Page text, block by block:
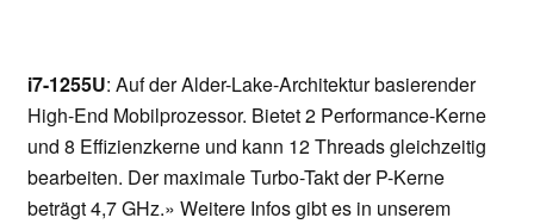
i7-1255U: Auf der Alder-Lake-Architektur basierender
High-End Mobilprozessor. Bietet 2 Performance-Kerne
und 8 Effizienzkerne und kann 12 Threads gleichzeitig
bearbeiten. Der maximale Turbo-Takt der P-Kerne
beträgt 4,7 GHz.» Weitere Infos gibt es in unserem